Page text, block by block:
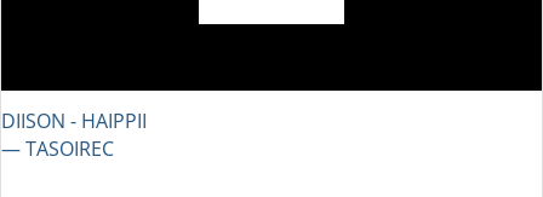
DIISON - HAIPPII
― TASOIREC